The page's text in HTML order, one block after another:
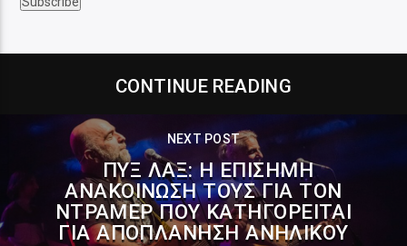
CONTINUE READING
NEXT POST
ΠΥΞ ΛΑΞ: Η ΕΠΊΣΗΜΗ
ΑΝΑΚΟΊΝΩΣΉ ΤΟΥΣ ΓΙΑ ΤΟΝ
ΝΤΡΆΜΕΡ ΠΟΥ ΚΑΤΗΓΟΡΕΊΤΑΙ
ΓΙΑ ΑΠΟΠΛΆΝΗΣΗ ΑΝΗΛΊΚΟΥ